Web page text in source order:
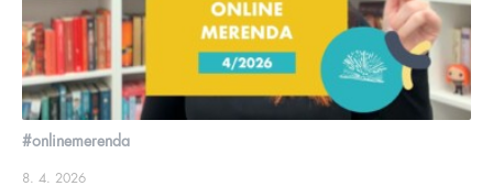
#onlinemerenda
8. 4. 2026